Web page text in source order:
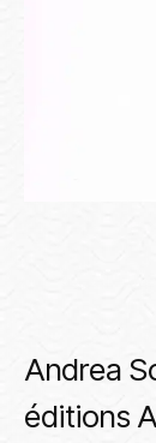
Andrea
éditions